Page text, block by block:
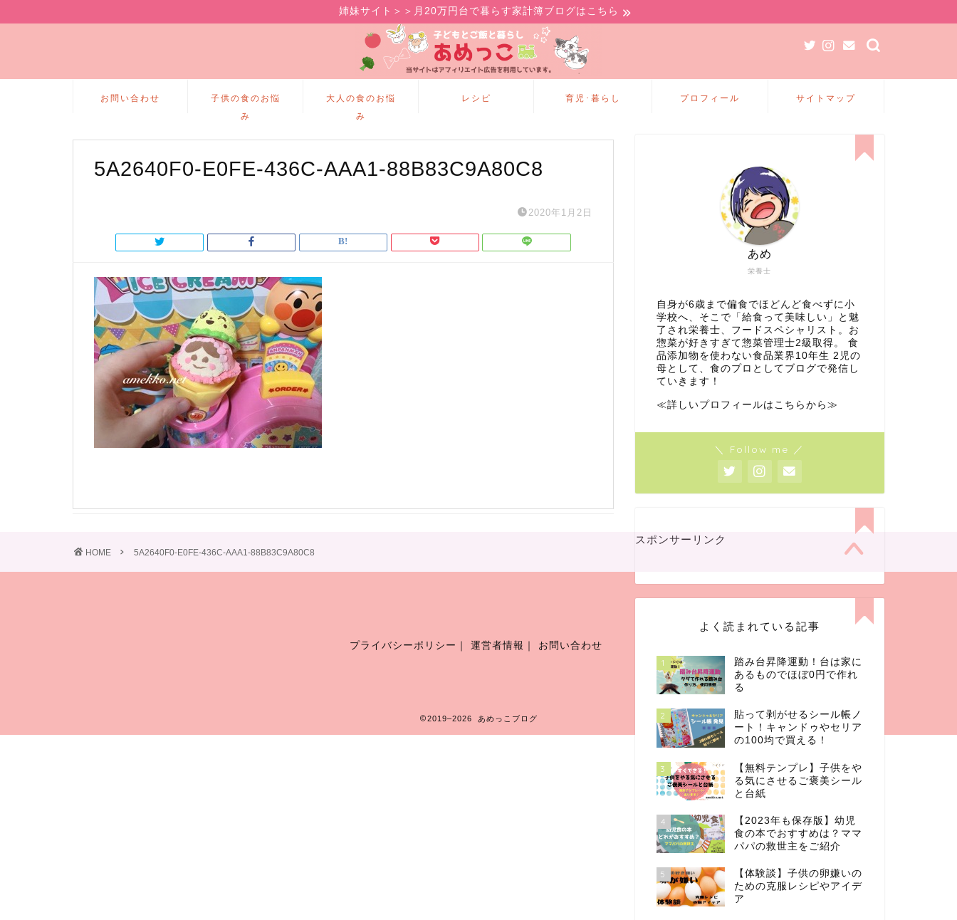
姉妹サイト＞＞月20万円台で暮らす家計簿ブログはこちら
お問い合わせ
子供の食のお悩
み
大人の食のお悩
み
レシピ 育児･暮らし プロフィール サイトマップ
5A2640F0-E0FE-436C-AAA1-88B83C9A80C8
2020年1月2日
栄養士
あめ
自身が6歳まで偏食でほどんど食べずに小
学校へ、そこで「給食って美味しい」と魅
了され栄養士、フードスペシャリスト。お
惣菜が好きすぎて惣菜管理士2級取得。 食
品添加物を使わない食品業界10年生 2児の
母として、食のプロとしてブログで発信し
ていきます！
≪詳しいプロフィールはこちらから≫
＼ Follow me ／
スポンサーリンク
よく読まれている記事
1
踏み台昇降運動！台は家に
あるものでほぼ0円で作れ
る
2
貼って剥がせるシール帳ノ
ート！キャンドゥやセリア
の100均で買える！
3
【無料テンプレ】子供をや
る気にさせるご褒美シール
と台紙
4
【2023年も保存版】幼児
食の本でおすすめは？ママ
パパの救世主をご紹介
5
【体験談】子供の卵嫌いの
ための克服レシピやアイデ
ア
HOME 5A2640F0-E0FE-436C-AAA1-88B83C9A80C8
プライバシーポリシー ｜ 運営者情報 ｜ お問い合わせ
2019–2026 あめっこブログ